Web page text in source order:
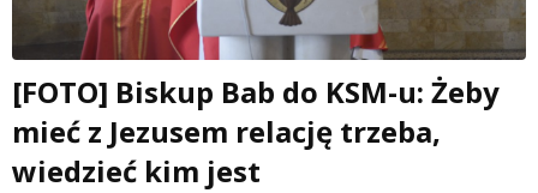
[FOTO] Biskup Bab do KSM-u: Żeby
mieć z Jezusem relację trzeba,
wiedzieć kim jest